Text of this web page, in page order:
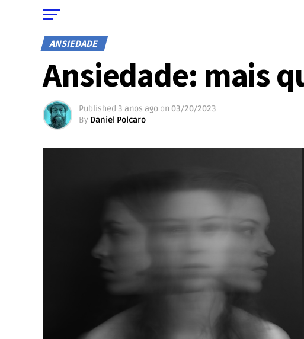
ANSIEDADE
Ansiedade: mais
Published 3 anos ago on 03/20/2023
By Daniel Polcaro